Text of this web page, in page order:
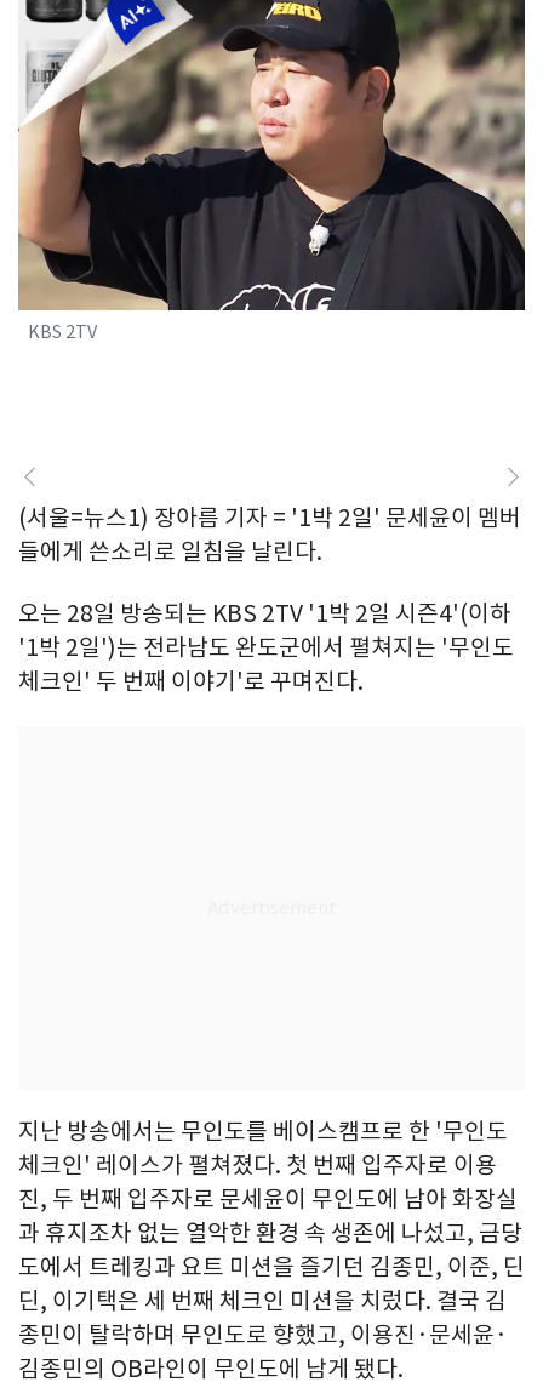
KBS 2TV
(서울=뉴스1) 장아름 기자 = '1박 2일' 문세윤이 멤버
들에게 쓴소리로 일침을 날린다.
오는 28일 방송되는 KBS 2TV '1박 2일 시즌4'(이하
'1박 2일')는 전라남도 완도군에서 펼쳐지는 '무인도
체크인' 두 번째 이야기'로 꾸며진다.
지난 방송에서는 무인도를 베이스캠프로 한 '무인도
체크인' 레이스가 펼쳐졌다. 첫 번째 입주자로 이용
진, 두 번째 입주자로 문세윤이 무인도에 남아 화장실
과 휴지조차 없는 열악한 환경 속 생존에 나섰고, 금당
도에서 트레킹과 요트 미션을 즐기던 김종민, 이준, 딘
딘, 이기택은 세 번째 체크인 미션을 치렀다. 결국 김
종민이 탈락하며 무인도로 향했고, 이용진·문세윤·
김종민의 OB라인이 무인도에 남게 됐다.